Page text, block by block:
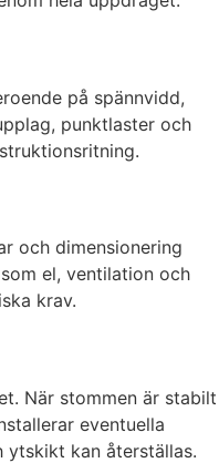
på spännvidd,
punktlaster och
och dimensionering
el, ventilation och
krav.
När stommen är stabilt
eventuella
ytskikt kan återställas.